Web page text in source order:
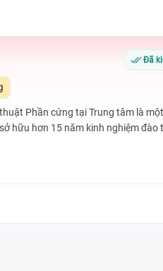
Đã
Phần cứng tại Trung tâm là
hữu hơn 15 năm kinh nghiệm đào